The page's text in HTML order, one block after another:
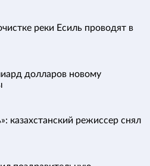
реки Есиль проводят в
долларов новому
казахстанский режиссер снял